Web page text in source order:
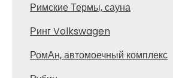
Римские Термы, сауна
Ринг Volkswagen
РомАн, автомоечный комплекс